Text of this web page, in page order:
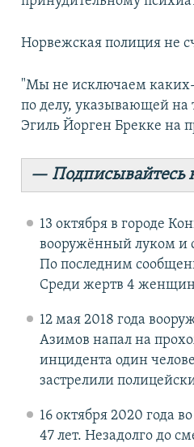
Норвежская полиция не
"Мы не исключаем
по делу, указывающей на
Эгиль Йорген Брекке на
— Подписывайтесь
13 октября в городе
вооружённый луком и
По последним
Среди жертв 4
12 мая 2018 года
Азимов напал на
инцидента один
застрелили
16 октября 2020 года
47 лет. Незадолго до